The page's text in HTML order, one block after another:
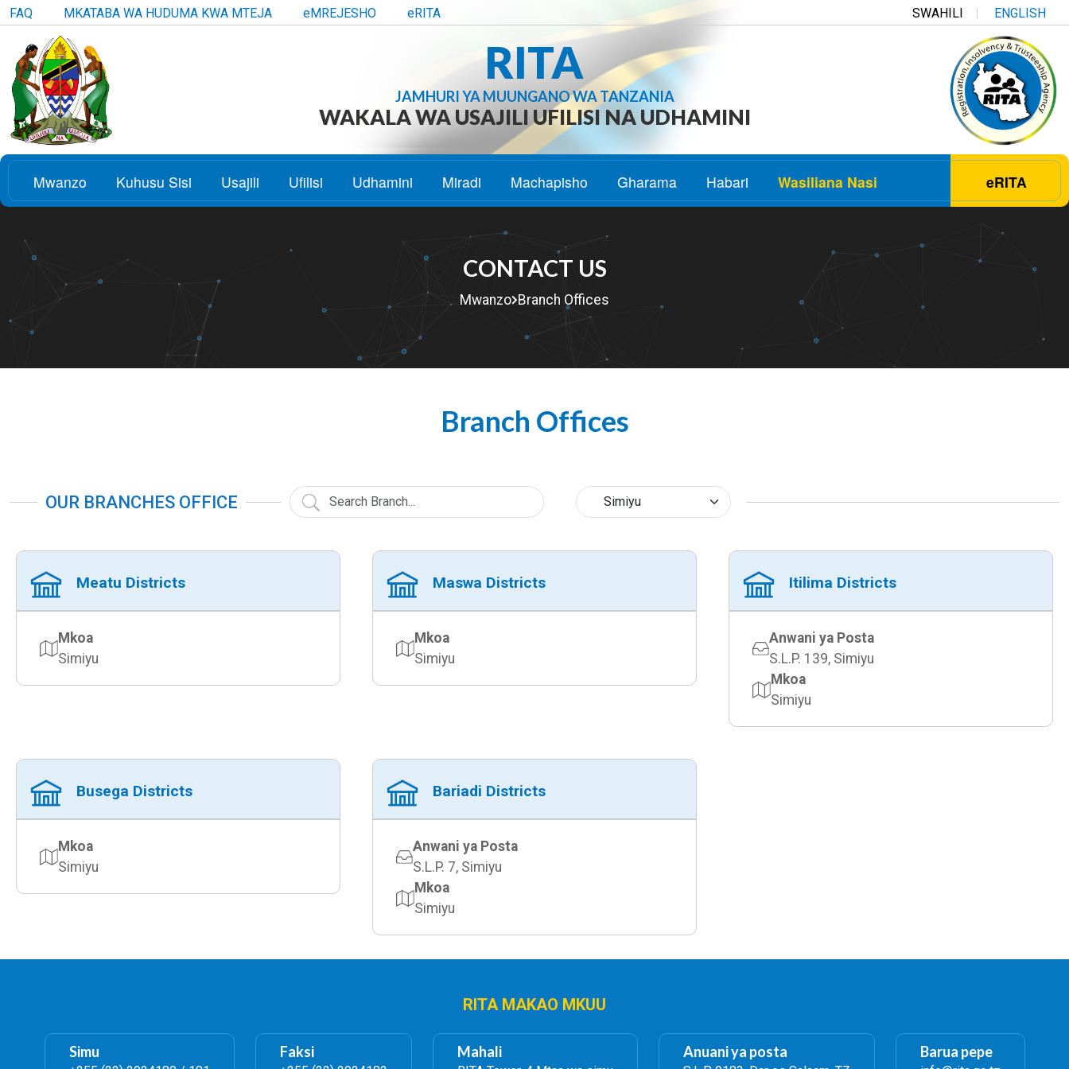
FAQ MKATABA WA HUDUMA KWA MTEJA eMREJESHO eRITA SWAHILI ENGLISH
RITA
JAMHURI YA MUUNGANO WA TANZANIA
WAKALA WA USAJILI UFILISI NA UDHAMINI
Mwanzo Kuhusu Sisi Usajili Ufilisi Udhamini Miradi Machapisho Gharama Habari Wasiliana Nasi eRITA
CONTACT US
Mwanzo Branch Offices
Branch Offices
OUR BRANCHES OFFICE
Meatu Districts
Mkoa
Simiyu
Maswa Districts
Mkoa
Simiyu
Itilima Districts
Anwani ya Posta
S.L.P. 139, Simiyu
Mkoa
Simiyu
Busega Districts
Mkoa
Simiyu
Bariadi Districts
Anwani ya Posta
S.L.P. 7, Simiyu
Mkoa
Simiyu
RITA MAKAO MKUU
Simu Faksi Mahali Anuani ya posta Barua pepe